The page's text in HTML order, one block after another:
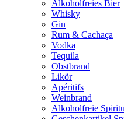
Alkoholfreies Bier
Whisky
Gin
Rum & Cachaça
Vodka
Tequila
Obstbrand
Likör
Apéritifs
Weinbrand
Alkoholfreie